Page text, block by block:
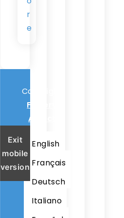
r
e
Copyright
Fishery
Addict
Exit
mobile
version
English
Français
Deutsch
Italiano